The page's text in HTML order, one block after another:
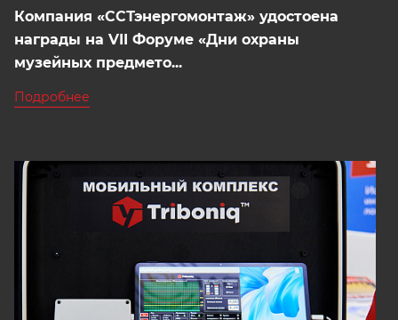
Компания «ССТэнергомонтаж» удостоена
награды на VII Форуме «Дни охраны
музейных предмето...
Подробнее